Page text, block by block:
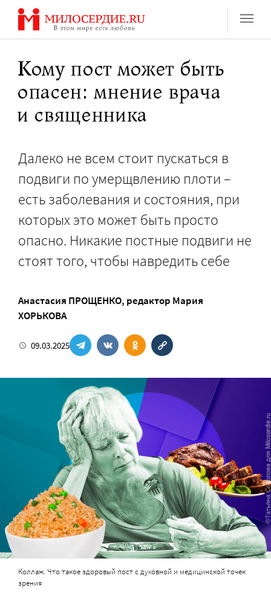
Перейти
содержанию
Кому пост может быть
опасен: мнение врача
и священника
Далеко не всем стоит пускаться в
подвиги по умерщвлению плоти –
есть заболевания и состояния, при
которых это может быть просто
опасно. Никакие постные подвиги не
стоят того, чтобы навредить себе
Анастасия ПРОЩЕНКО, редактор Мария
ХОРЬКОВА
09.03.2025
Коллаж. Что такое здоровый пост с духовной и медицинской точек
зрения